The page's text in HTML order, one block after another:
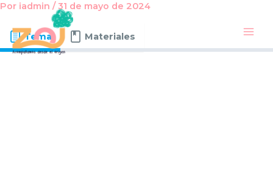
Ir
contenido
Por iadmin /31 de mayo de 2024
Tema Materiales